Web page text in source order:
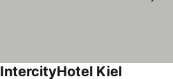
IntercityHotel Kiel